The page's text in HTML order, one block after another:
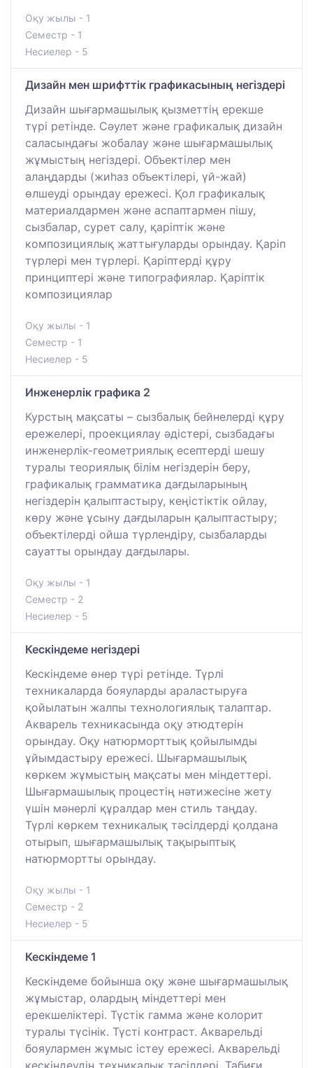
Оқу жылы - 1
Семестр - 1
Несиелер - 5
Дизайн мен шрифттік графикасының негіздері
Дизайн шығармашылық қызметтің ерекше
түрі ретінде. Сәулет және графикалық дизайн
саласындағы жобалау және шығармашылық
жұмыстың негіздері. Объектілер мен
алаңдарды (жиһаз объектілері, үй-жай)
өлшеуді орындау ережесі. Қол графикалық
материалдармен және аспаптармен пішу,
сызбалар, сурет салу, қаріптік және
композициялық жаттығуларды орындау. Қаріп
түрлері мен түрлері. Қаріптерді құру
принциптері және типографиялар. Қаріптік
композициялар
Оқу жылы - 1
Семестр - 1
Несиелер - 5
Инжeнерлік графика 2
Курстың мақсаты – сызбалық бейнелерді құру
ережелері, проекциялау әдістері, сызбадағы
инженерлік-геометриялық есептерді шешу
туралы теориялық білім негіздерін беру,
графикалық грамматика дағдыларының
негіздерін қалыптастыру, кеңістіктік ойлау,
көру және ұсыну дағдыларын қалыптастыру;
объектілерді ойша түрлендіру, сызбаларды
сауатты орындау дағдылары.
Оқу жылы - 1
Семестр - 2
Несиелер - 5
Кескіндеме негіздері
Кескіндеме өнер түрі ретінде. Түрлі
техникаларда бояуларды араластыруға
қойылатын жалпы технологиялық талаптар.
Акварель техникасында оқу этюдтерін
орындау. Оқу натюрморттық қойылымды
ұйымдастыру ережесі. Шығармашылық
көркем жұмыстың мақсаты мен міндеттері.
Шығармашылық процестің нәтижесіне жету
үшін мәнерлі құралдар мен стиль таңдау.
Түрлі көркем техникалық тәсілдерді қолдана
отырып, шығармашылық тақырыптық
натюрмортты орындау.
Оқу жылы - 1
Семестр - 2
Несиелер - 5
Кескіндеме 1
Кескіндеме бойынша оқу және шығармашылық
жұмыстар, олардың міндеттері мен
ерекшеліктері. Түстік гамма және колорит
туралы түсінік. Түсті контраст. Акварельді
бояулармен жұмыс істеу ережесі. Акварельді
кескіндеудің техникалық тәсілдері. Табиғи